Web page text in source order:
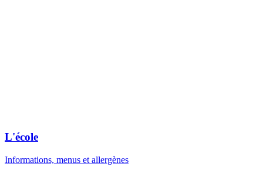
L'école
Informations, menus et allergènes